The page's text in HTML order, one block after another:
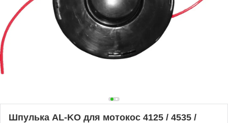
Шпулька AL-KO для мотокос 4125 / 4535 /